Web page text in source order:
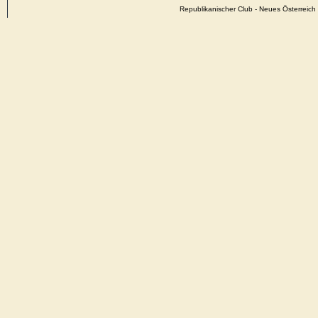
Republikanischer Club - Neues